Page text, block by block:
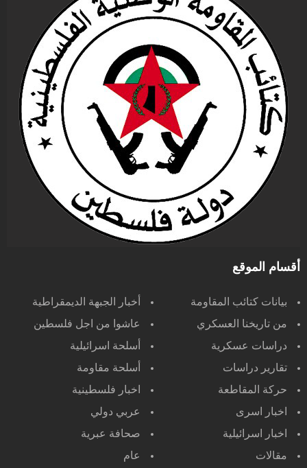
أقسام الموقع
بيانات كتائب المقاومة
أخبار الجبهة الديمقراطية
من تاريخنا العسكري
عاشوا من اجل فلسطين
دراسات عسكرية
أسلحة اسرائيلية
تقارير دراسات
أسلحة مقاومة
حركة المقاطعة
اخبار فلسطينية
اخبار اسرى
عربي دولي
اخبار اسرائيلية
صحافة عبرية
مقالات
عام